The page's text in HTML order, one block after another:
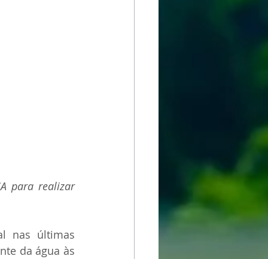
para realizar
nas últimas
da água às